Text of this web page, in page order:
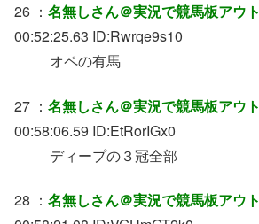
26 ： 名無しさん＠実況で競馬板アウト
00:52:25.63 ID:Rwrqe9s10
オペの有馬
27 ： 名無しさん＠実況で競馬板アウト
00:58:06.59 ID:EtRorIGx0
ディープの３冠全部
28 ： 名無しさん＠実況で競馬板アウト